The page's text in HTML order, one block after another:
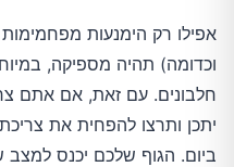
אפילו רק הימנעות
וכדומה) תהיה מספיקה,
חלבונים. עם זאת, אם אתם
ביום. הגוף שלכם יכנס למצב